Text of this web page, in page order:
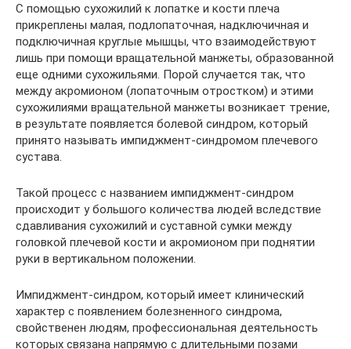
С помощью сухожилий к лопатке и кости плеча
прикреплены малая, подлопаточная, надключичная и
подключичная круглые мышцы, что взаимодействуют
лишь при помощи вращательной манжеты, образованной
еще одними сухожильями. Порой случается так, что
между акромионом (лопаточным отростком) и этими
сухожилиями вращательной манжеты возникает трение,
в результате появляется болевой синдром, который
принято называть импиджмент-синдромом плечевого
сустава.
Такой процесс с названием импиджмент-синдром
происходит у большого количества людей вследствие
сдавливания сухожилий и суставной сумки между
головкой плечевой кости и акромионом при поднятии
руки в вертикальном положении.
Импиджмент-синдром, который имеет клинический
характер с появлением болезненного синдрома,
свойственен людям, профессиональная деятельность
которых связана напрямую с длительными позами